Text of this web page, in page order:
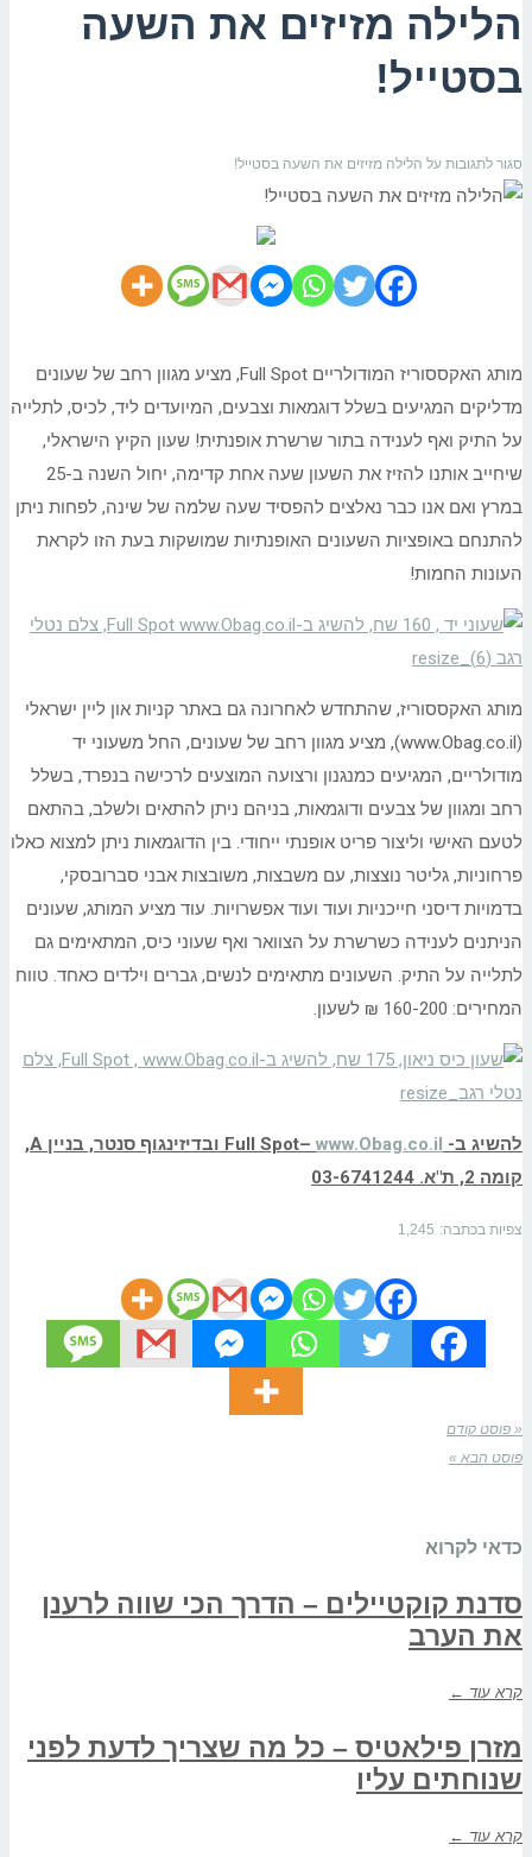
הלילה מזיזים את השעה
בסטייל!
סגור לתגובות על הלילה מזיזים את השעה בסטייל!
מותג האקססוריז המודולריים Full Spot, מציע מגוון רחב של שעונים
מדליקים המגיעים בשלל דוגמאות וצבעים, המיועדים ליד, לכיס, לתלייה
על התיק ואף לענידה בתור שרשרת אופנתית! שעון הקיץ הישראלי,
שיחייב אותנו להזיז את השעון שעה אחת קדימה, יחול השנה ב-25
במרץ ואם אנו כבר נאלצים להפסיד שעה שלמה של שינה, לפחות ניתן
להתנחם באופציות השעונים האופנתיות שמושקות בעת הזו לקראת
העונות החמות!
מותג האקססוריז, שהתחדש לאחרונה גם באתר קניות און ליין ישראלי
(www.Obag.co.il), מציע מגוון רחב של שעונים, החל משעוני יד
מודולריים, המגיעים כמנגנון ורצועה המוצעים לרכישה בנפרד, בשלל
רחב ומגוון של צבעים ודוגמאות, בניהם ניתן להתאים ולשלב, בהתאם
לטעם האישי וליצור פריט אופנתי ייחודי. בין הדוגמאות ניתן למצוא כאלו
פרחוניות, גליטר נוצצות, עם משבצות, משובצות אבני סברובסקי,
בדמויות דיסני חייכניות ועוד ועוד אפשרויות. עוד מציע המותג, שעונים
הניתנים לענידה כשרשרת על הצוואר ואף שעוני כיס, המתאימים גם
לתלייה על התיק. השעונים מתאימים לנשים, גברים וילדים כאחד. טווח
המחירים: 160-200 ₪ לשעון.
להשיג ב- Full Spot– www.Obag.co.il ובדיזינגוף סנטר, בניין A
,
קומה 2, ת"א. 03-6741244
צפיות בכתבה: 1,245
« פוסט קודם
פוסט הבא »
כדאי לקרוא
סדנת קוקטיילים – הדרך הכי שווה לרענן
את הערב
קרא עוד ←
מזרן פילאטיס – כל מה שצריך לדעת לפני
שנוחתים עליו
קרא עוד ←